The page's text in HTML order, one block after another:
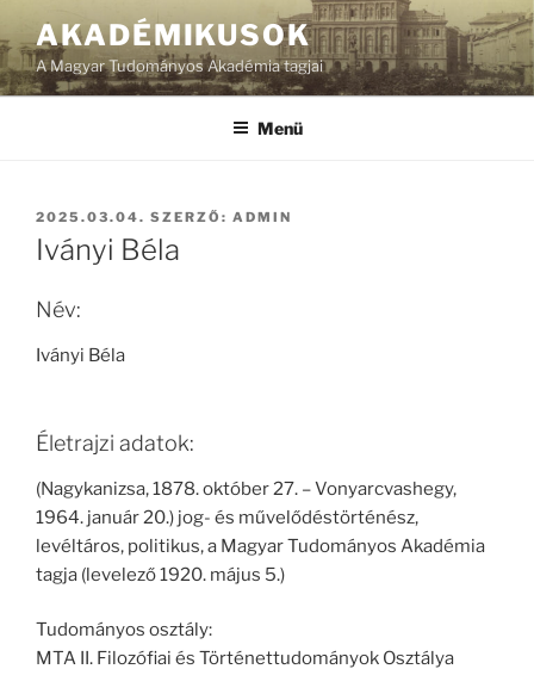
AKADÉMIKUSOK
A Magyar Tudományos Akadémia tagjai
Menü
BEKÜLDVE:
2025.03.04. SZERZŐ: ADMIN
Iványi Béla
Név:
Iványi Béla
Életrajzi adatok:
(Nagykanizsa, 1878. október 27. – Vonyarcvashegy,
1964. január 20.) jog- és művelődéstörténész,
levéltáros, politikus, a Magyar Tudományos Akadémia
tagja (levelező 1920. május 5.)
Tudományos osztály:
MTA II. Filozófiai és Történettudományok Osztálya